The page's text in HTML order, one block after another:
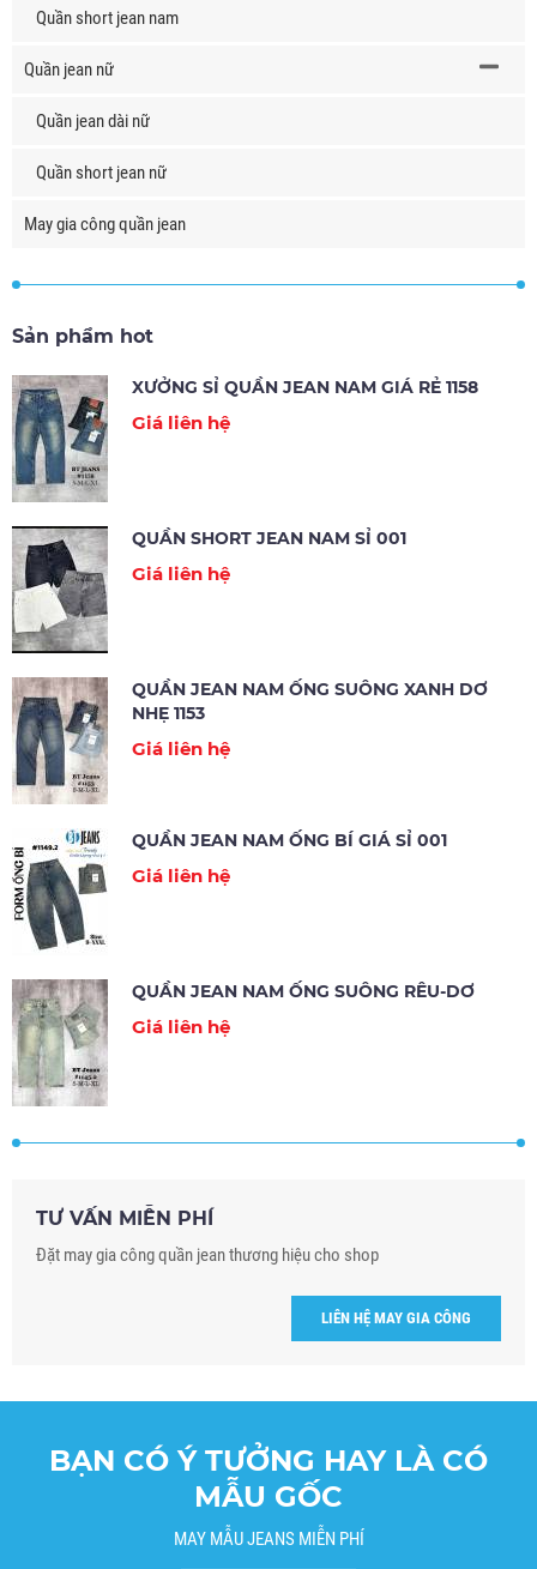
Quần short jean nam
Quần jean nữ
Quần jean dài nữ
Quần short jean nữ
May gia công quần jean
Sản phẩm hot
XƯỞNG SỈ QUẦN JEAN NAM GIÁ RẺ 1158
Giá liên hệ
QUẦN SHORT JEAN NAM SỈ 001
Giá liên hệ
QUẦN JEAN NAM ỐNG SUÔNG XANH DƠ
NHẸ 1153
Giá liên hệ
QUẦN JEAN NAM ỐNG BÍ GIÁ SỈ 001
Giá liên hệ
QUẦN JEAN NAM ỐNG SUÔNG RÊU-DƠ
Giá liên hệ
TƯ VẤN MIỄN PHÍ
Đặt may gia công quần jean thương hiệu cho shop
LIÊN HỆ MAY GIA CÔNG
BẠN CÓ Ý TƯỞNG HAY LÀ CÓ
MẪU GỐC
MAY MẪU JEANS MIỄN PHÍ